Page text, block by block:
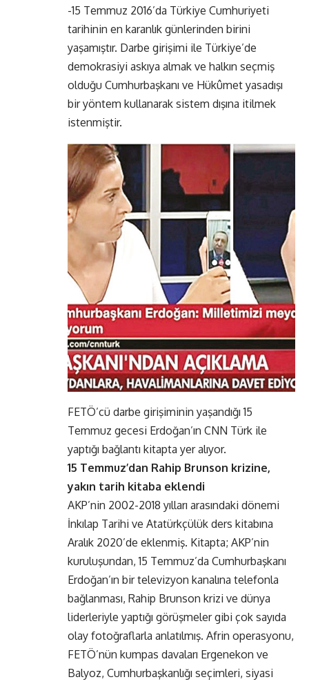
-15 Temmuz 2016’da Türkiye Cumhuriyeti
tarihinin en karanlık günlerinden birini
yaşamıştır. Darbe girişimi ile Türkiye’de
demokrasiyi askıya almak ve halkın seçmiş
olduğu Cumhurbaşkanı ve Hükûmet yasadışı
bir yöntem kullanarak sistem dışına itilmek
istenmiştir.
FETÖ’cü darbe girişiminin yaşandığı 15
Temmuz gecesi Erdoğan’ın CNN Türk ile
yaptığı bağlantı kitapta yer alıyor.
15 Temmuz’dan Rahip Brunson krizine,
yakın tarih kitaba eklendi
AKP’nin 2002-2018 yılları arasındaki dönemi
İnkılap Tarihi ve Atatürkçülük ders kitabına
Aralık 2020’de eklenmiş. Kitapta; AKP’nin
kuruluşundan, 15 Temmuz’da Cumhurbaşkanı
Erdoğan’ın bir televizyon kanalına telefonla
bağlanması, Rahip Brunson krizi ve dünya
liderleriyle yaptığı görüşmeler gibi çok sayıda
olay fotoğraflarla anlatılmış. Afrin operasyonu,
FETÖ’nün kumpas davaları Ergenekon ve
Balyoz, Cumhurbaşkanlığı seçimleri, siyasi